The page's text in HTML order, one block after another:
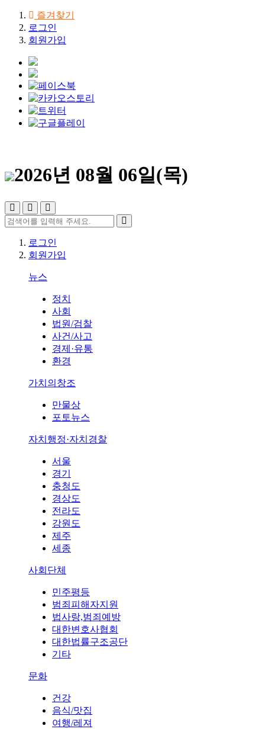
즐겨찾기
로그인
회원가입
2026년 08월 06일(목)
로그인
회원가입
뉴스
정치
사회
법원/검찰
사건/사고
경제·유통
환경
가치의창조
만물상
포토뉴스
자치행정·자치경찰
서울
경기
충청도
경상도
전라도
강원도
제주
세종
사회단체
민주평등
범죄피해자지원
법사랑,범죄예방
대한변호사협회
대한법률구조공단
기타
문화
건강
음식/맛집
여행/레져